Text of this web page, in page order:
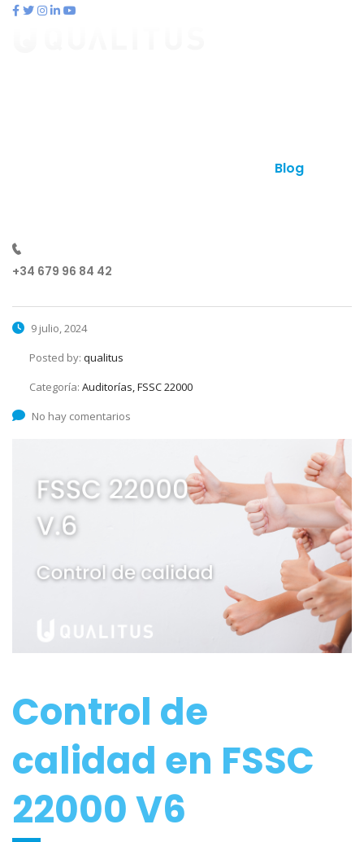
Blog
+34 679 96 84 42
9 julio, 2024
Posted by: qualitus
Categoría: Auditorías, FSSC 22000
No hay comentarios
Control de
calidad en FSSC
22000 V6